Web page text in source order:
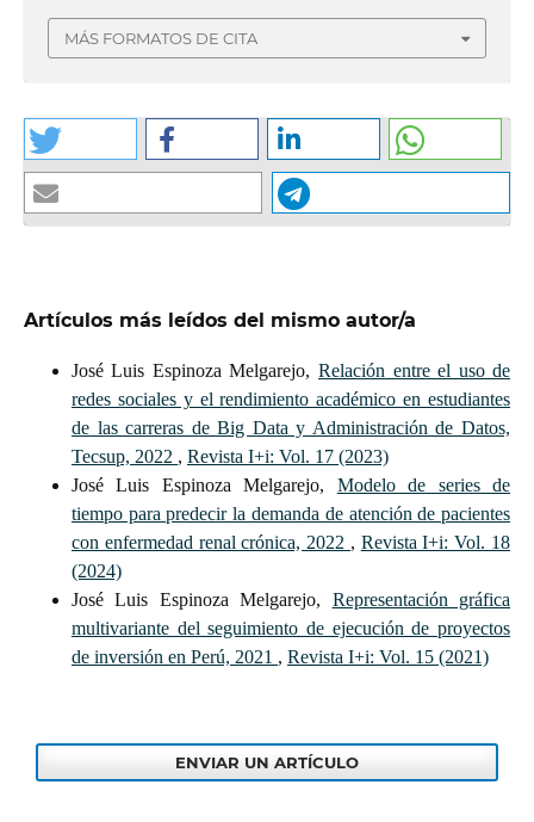
MÁS FORMATOS DE CITA
Artículos más leídos del mismo autor/a
José Luis Espinoza Melgarejo, Relación entre el uso de
redes sociales y el rendimiento académico en estudiantes
de las carreras de Big Data y Administración de Datos,
Tecsup, 2022 , Revista I+i: Vol. 17 (2023)
José Luis Espinoza Melgarejo, Modelo de series de
tiempo para predecir la demanda de atención de pacientes
con enfermedad renal crónica, 2022 , Revista I+i: Vol. 18
(2024)
José Luis Espinoza Melgarejo, Representación gráfica
multivariante del seguimiento de ejecución de proyectos
de inversión en Perú, 2021 , Revista I+i: Vol. 15 (2021)
ENVIAR UN ARTÍCULO